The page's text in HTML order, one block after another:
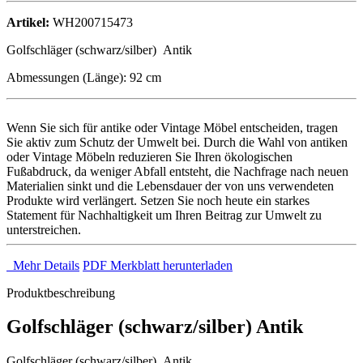
Artikel: WH200715473
Golfschläger (schwarz/silber) Antik
Abmessungen (Länge): 92 cm
Wenn Sie sich für antike oder Vintage Möbel entscheiden, tragen
Sie aktiv zum Schutz der Umwelt bei. Durch die Wahl von antiken
oder Vintage Möbeln reduzieren Sie Ihren ökologischen
Fußabdruck, da weniger Abfall entsteht, die Nachfrage nach neuen
Materialien sinkt und die Lebensdauer der von uns verwendeten
Produkte wird verlängert. Setzen Sie noch heute ein starkes
Statement für Nachhaltigkeit um Ihren Beitrag zur Umwelt zu
unterstreichen.
Mehr Details PDF Merkblatt herunterladen
Produktbeschreibung
Golfschläger (schwarz/silber) Antik